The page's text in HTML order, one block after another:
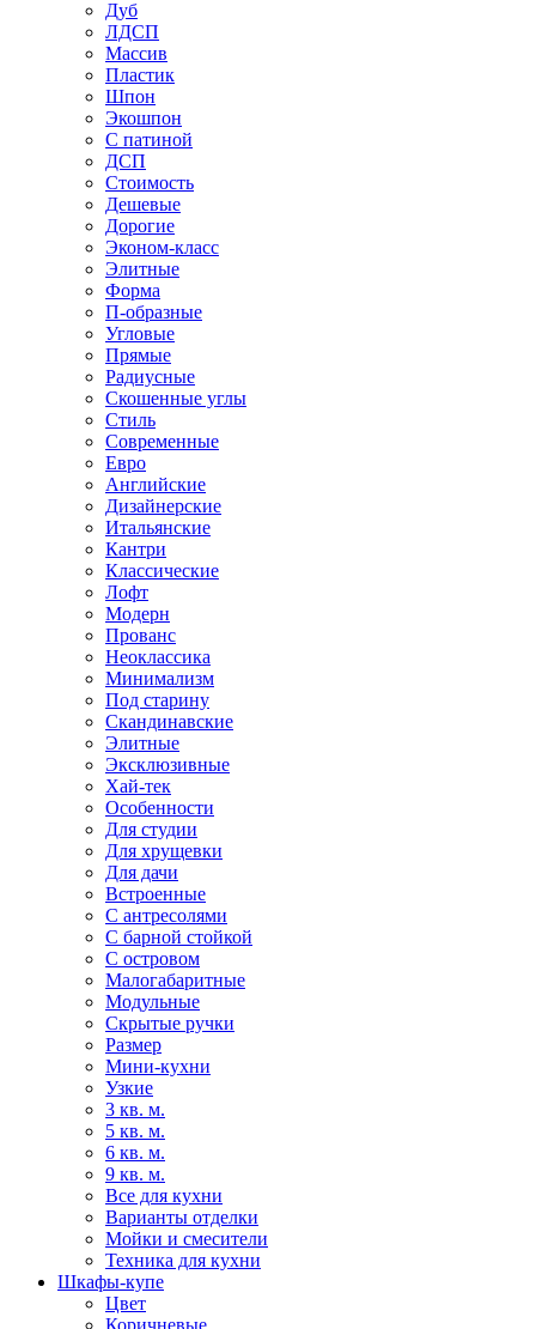
Дуб
ЛДСП
Массив
Пластик
Шпон
Экошпон
С патиной
ДСП
Стоимость
Дешевые
Дорогие
Эконом-класс
Элитные
Форма
П-образные
Угловые
Прямые
Радиусные
Скошенные углы
Стиль
Современные
Евро
Английские
Дизайнерские
Итальянские
Кантри
Классические
Лофт
Модерн
Прованс
Неоклассика
Минимализм
Под старину
Скандинавские
Элитные
Эксклюзивные
Хай-тек
Особенности
Для студии
Для хрущевки
Для дачи
Встроенные
С антресолями
С барной стойкой
С островом
Малогабаритные
Модульные
Скрытые ручки
Размер
Мини-кухни
Узкие
3 кв. м.
5 кв. м.
6 кв. м.
9 кв. м.
Все для кухни
Варианты отделки
Мойки и смесители
Техника для кухни
Шкафы-купе
Цвет
Коричневые